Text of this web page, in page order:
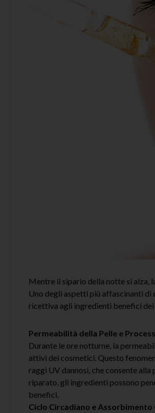
Mentre il sipario della notte si alza,
Uno degli aspetti più affascinanti di
ricettiva agli ingredienti benefici dei
Permeabilità della Pelle e
Durante le ore notturne, la
attivi dei cosmetici. Questo
raggi UV dannosi, che consente
riparato, gli ingredienti possono
benefici.
Ciclo Circadiano e